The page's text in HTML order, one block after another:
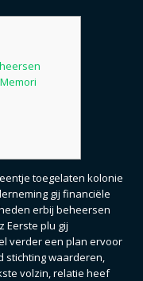
toegelaten kolonie
gij financiële
erbij beheersen
Eerste plu gij
verder een plan ervoor
stichting waarderen,
volzin, relatie heef